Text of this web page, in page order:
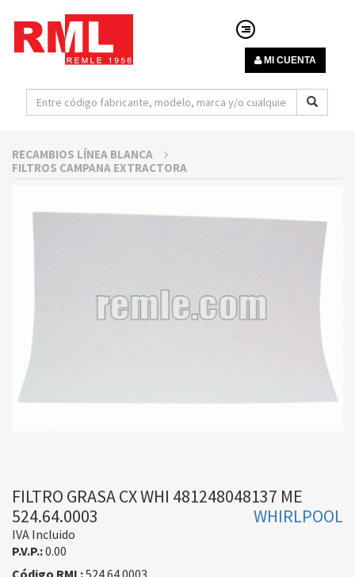
MI CUENTA
RECAMBIOS LÍNEA BLANCA
FILTROS CAMPANA EXTRACTORA
FILTRO GRASA CX WHI 481248048137 ME
524.64.0003
WHIRLPOOL
IVA Incluido
P.V.P.:0.00